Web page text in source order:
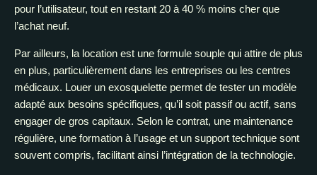
pour l’utilisateur, tout en restant 20 à 40 % moins cher que
l’achat neuf.
Par ailleurs, la location est une formule souple qui attire de plus
en plus, particulièrement dans les entreprises ou les centres
médicaux. Louer un exosquelette permet de tester un modèle
adapté aux besoins spécifiques, qu’il soit passif ou actif, sans
engager de gros capitaux. Selon le contrat, une maintenance
régulière, une formation à l’usage et un support technique sont
souvent compris, facilitant ainsi l’intégration de la technologie.